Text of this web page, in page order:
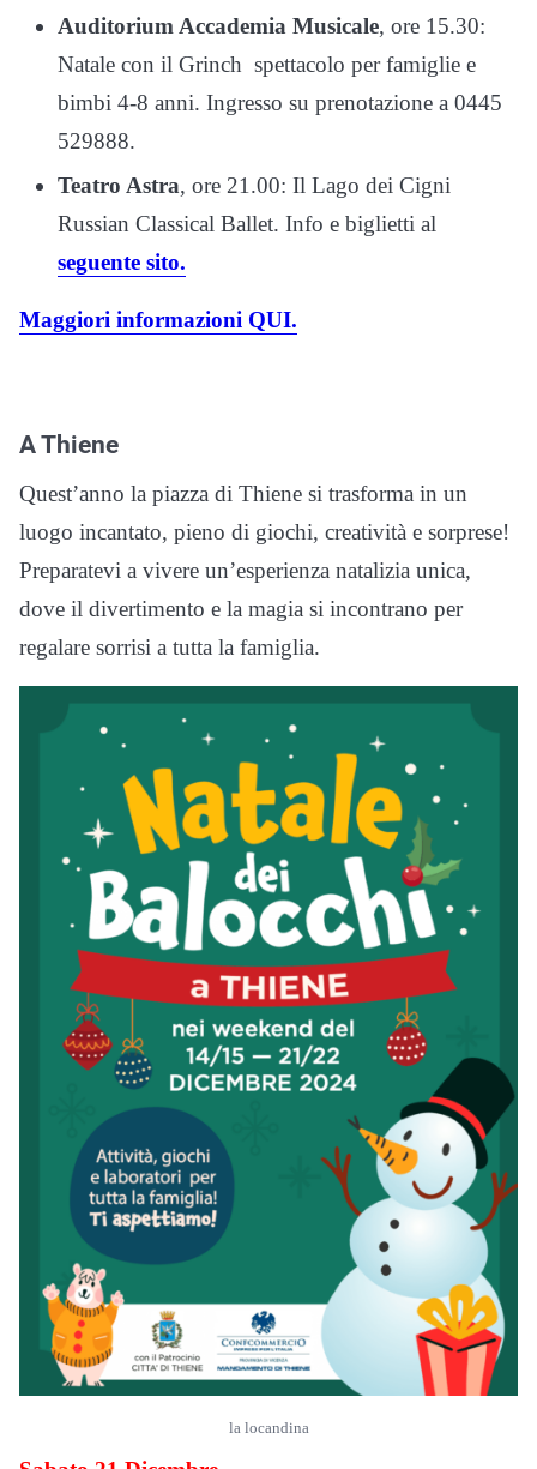
Auditorium Accademia Musicale, ore 15.30:
Natale con il Grinch spettacolo per famiglie e
bimbi 4-8 anni. Ingresso su prenotazione a 0445
529888.
Teatro Astra, ore 21.00: Il Lago dei Cigni
Russian Classical Ballet. Info e biglietti al
seguente sito.
Maggiori informazioni QUI.
A Thiene
Quest’anno la piazza di Thiene si trasforma in un
luogo incantato, pieno di giochi, creatività e sorprese!
Preparatevi a vivere un’esperienza natalizia unica,
dove il divertimento e la magia si incontrano per
regalare sorrisi a tutta la famiglia.
la locandina